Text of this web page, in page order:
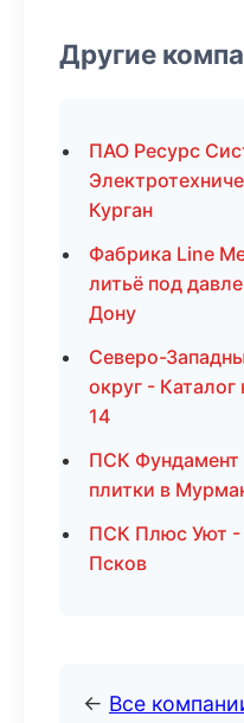
Другие
ПАО Ресурс
Курган
Фабрика Line
литьё под
Дону
Северо-
округ -
14
ПСК Фундамент
плитки в
ПСК Плюс Уют -
Псков
← Все